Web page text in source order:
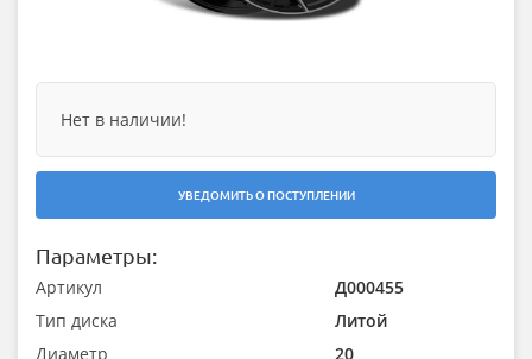
Нет в наличии!
УВЕДОМИТЬ О ПОСТУПЛЕНИИ
Параметры:
Артикул
Д000455
Тип диска
Литой
Диаметр
20